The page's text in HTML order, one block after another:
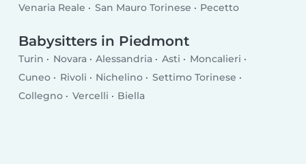
Venaria Reale San Mauro Torinese Pecetto
Babysitters in Piedmont
Turin Novara Alessandria Asti
Moncalieri
Cuneo
Rivoli Nichelino
Settimo Torinese
Collegno
Vercelli Biella